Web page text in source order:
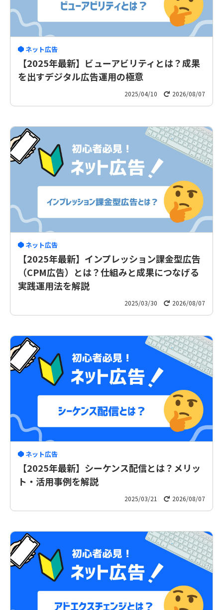
ネット広告
【2025年最新】ビューアビリティとは？成果
を出すデジタル広告運用の極意
2025/04/10 2026/08/07
ネット広告
【2025年最新】インプレッション課金型広告
（CPM広告）とは？仕組みと成果につなげる
実践運用法を解説
2025/03/30 2026/08/07
ネット広告
【2025年最新】シーケンス配信とは？メリッ
ト・活用事例を解説
2025/03/21 2026/08/07